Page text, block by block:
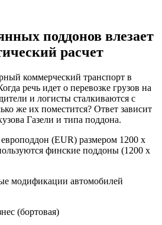
поддонов влезает
расчет
коммерческий транспорт в
речь идет о перевозке грузов на
и логисты сталкиваются с
же их поместится? Ответ зависит
Газели и типа поддона.
(EUR) размером 1200 x
финские поддоны (1200 x
модификации автомобилей
(бортовая)